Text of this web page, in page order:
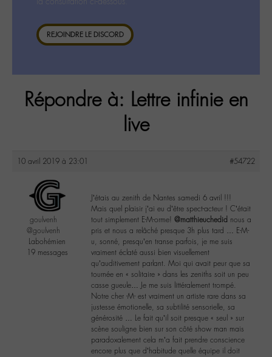
REJOINDRE LE DISCORD
Répondre à: Lettre infinie en
live
10 avril 2019 à 23:01 #54722
goulvenh
@goulvenh
Labohémien
19 messages
J’étais au zenith de Nantes samedi 6 avril !!!
Mais quel plaisir j’ai eu d’être spect-acteur ! C’était
tout simplement E-M-orme! @matthieuchedid nous a
pris et nous a relâché presque 3h plus tard … E-M-
u, sonné, presqu’en transe parfois, je me suis
vraiment éclaté aussi bien visuellement
qu’auditivement parlant. Moi qui avait peur que sa
tournée en « solitaire » dans les zeniths soit un peu
casse gueule… Je me suis littéralement trompé.
Notre cher -M- est vraiment un artiste rare dans sa
justesse émotionelle, sa subtilité sensorielle, sa
générosité … Le fait qu’il soit presque « seul » sur
scène souligne bien sur son côté show man mais
paradoxalement cela m’a fait prendre conscience
encore plus que d’habitude quelle équipe il doit